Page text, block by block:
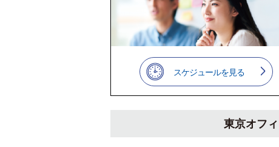
スケジュールを見る
東京オフ